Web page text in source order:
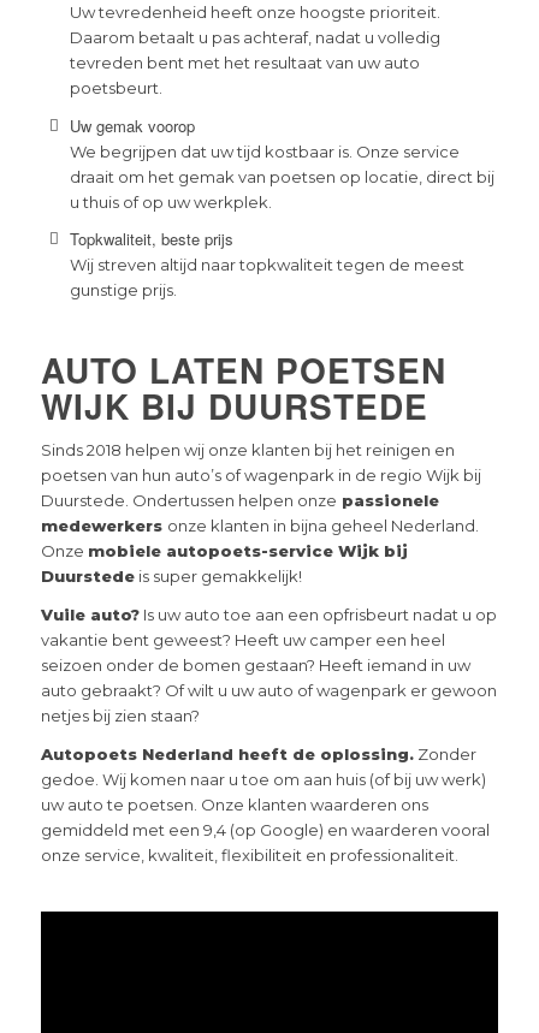
Uw tevredenheid heeft onze hoogste prioriteit.
Daarom betaalt u pas achteraf, nadat u volledig
tevreden bent met het resultaat van uw auto
poetsbeurt.
Uw gemak voorop
We begrijpen dat uw tijd kostbaar is. Onze service
draait om het gemak van poetsen op locatie, direct bij
u thuis of op uw werkplek.
Topkwaliteit, beste prijs
Wij streven altijd naar topkwaliteit tegen de meest
gunstige prijs.
AUTO LATEN POETSEN
WIJK BIJ DUURSTEDE
Sinds 2018 helpen wij onze klanten bij het reinigen en
poetsen van hun auto’s of wagenpark in de regio Wijk bij
Duurstede. Ondertussen helpen onze passionele
medewerkers onze klanten in bijna geheel Nederland.
Onze mobiele autopoets-service Wijk bij
Duurstedeis super gemakkelijk!
Vuile auto?Is uw auto toe aan een opfrisbeurt nadat u op
vakantie bent geweest? Heeft uw camper een heel
seizoen onder de bomen gestaan? Heeft iemand in uw
auto gebraakt? Of wilt u uw auto of wagenpark er gewoon
netjes bij zien staan?
Autopoets Nederland heeft de oplossing.Zonder
gedoe. Wij komen naar u toe om aan huis (of bij uw werk)
uw auto te poetsen. Onze klanten waarderen ons
gemiddeld met een 9,4 (op Google) en waarderen vooral
onze service, kwaliteit, flexibiliteit en professionaliteit.